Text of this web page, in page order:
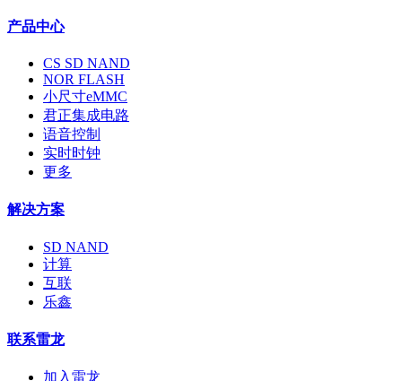
产品中心
CS SD NAND
NOR FLASH
小尺寸eMMC
君正集成电路
语音控制
实时时钟
更多
解决方案
SD NAND
计算
互联
乐鑫
联系雷龙
加入雷龙